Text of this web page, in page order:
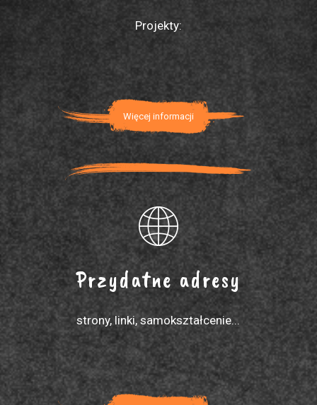
Projekty:
Więcej informacji
Przydatne adresy
strony, linki, samokształcenie...